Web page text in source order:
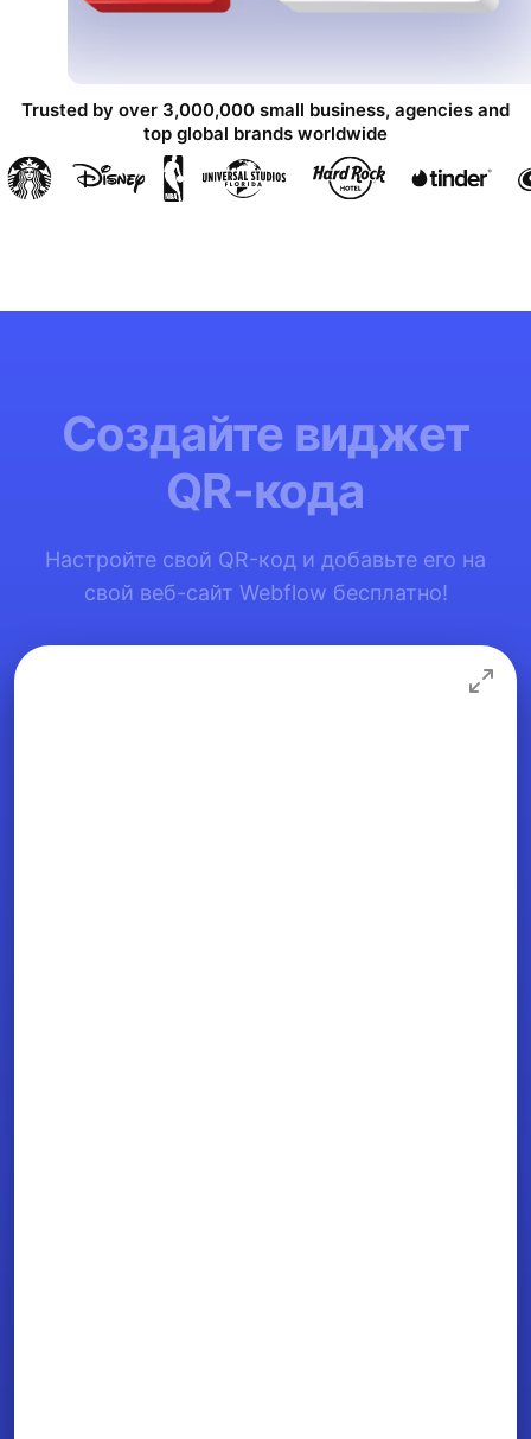
Trusted by over 3,000,000 small business, agencies and
top global brands worldwide
Создайте виджет
QR-кода
Настройте свой QR-код и добавьте его на
свой веб-сайт Webflow бесплатно!